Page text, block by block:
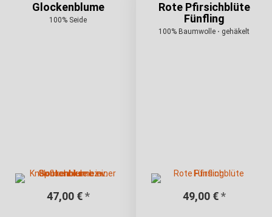
Glockenblume
100% Seide
47,00 € *
Rote Pfirsichblüte
Fünfling
100% Baumwolle ⋅ gehäkelt
49,00 € *